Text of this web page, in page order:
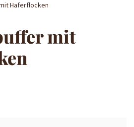
Haferflocken
mit